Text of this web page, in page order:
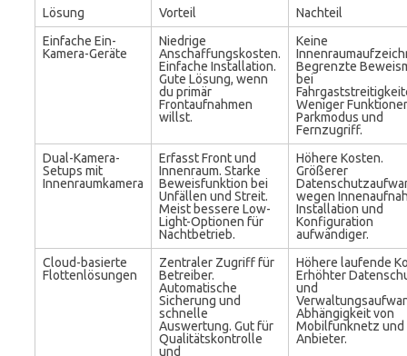
Lösung
Vorteil
Nachteil
Einfache Ein-
Kamera-Geräte
Niedrige
Anschaffungskosten.
Einfache Installation.
Gute Lösung, wenn
du primär
Frontaufnahmen
willst.
Keine
Begrenzte
bei
Weniger
Parkmodus und
Fernzugriff.
Dual-Kamera-
Setups mit
Innenraumkamera
Erfasst Front und
Innenraum. Starke
Beweisfunktion bei
Unfällen und Streit.
Meist bessere Low-
Light-Optionen für
Nachtbetrieb.
Höhere Kosten.
Größerer
wegen
Installation und
Konfiguration
aufwändiger.
Cloud-basierte
Flottenlösungen
Zentraler Zugriff für
Betreiber.
Automatische
Sicherung und
schnelle
Auswertung. Gut für
Qualitätskontrolle
und
Höhere laufende
Erhöhter
und
Abhängigkeit von
Mobilfunknetz und
Anbieter.